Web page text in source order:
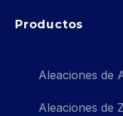
Productos
Aleaciones de
Aleaciones de